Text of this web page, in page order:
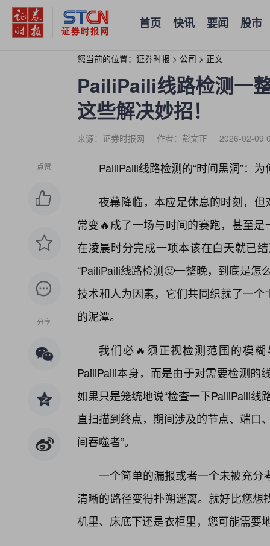
首页 快讯 要闻 股市
您当前的位置： 证券时报 > 公司 > 正文
PailiPaili线路检测一
这些解决妙招！
来源：证券时报网 作者：彭文正 2026-02-09
点赞
分享
PailiPaili线路检测的“时间黑洞”：
夜幕降临，本应是休息的时刻，
常变🔥成了一场与时间的赛跑，甚至
在凌晨时分完成一项本该在白天就已
“PailiPaili线路检测🙂一整晚，到底是
技术和人为因素，它们共同织就了一
的泥潭。
我们必🔥须正视检测范围的模
PailiPaili本身，而是由于对需要检测的
如果只是笼统地说“检查一下PailiPaili线
直扫描到终点，期间涉及的节点、端口
间吞噬者”。
一个简单的漏报或者一个未被充分
清晰的路径变得扑朔迷离。就好比您
机里、床底下还是衣柜里，您可能需要